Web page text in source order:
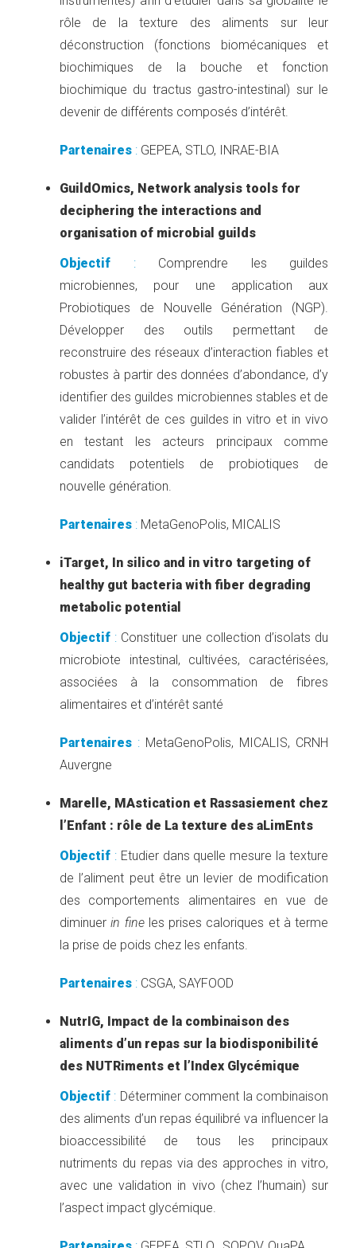
rôle de la texture des aliments sur leur
déconstruction (fonctions biomécaniques et
biochimiques de la bouche et fonction
biochimique du tractus gastro-intestinal) sur le
devenir de différents composés d’intérêt.
Partenaires : GEPEA, STLO, INRAE-BIA
GuildOmics, Network analysis tools for
deciphering the interactions and
organisation of microbial guilds
Objectif :Comprendre les guildes
microbiennes, pour une application aux
Probiotiques de Nouvelle Génération (NGP).
Développer des outils permettant de
reconstruire des réseaux d’interaction fiables et
robustes à partir des données d’abondance, d’y
identifier des guildes microbiennes stables et de
valider l’intérêt de ces guildes in vitro et in vivo
en testant les acteurs principaux comme
candidats potentiels de probiotiques de
nouvelle génération.
Partenaires : MetaGenoPolis, MICALIS
iTarget, In silico and in vitro targeting of
healthy gut bacteria with fiber degrading
metabolic potential
Objectif : Constituer une collection d’isolats du
microbiote intestinal, cultivées, caractérisées,
associées à la consommation de fibres
alimentaires et d’intérêt santé
Partenaires : MetaGenoPolis, MICALIS, CRNH
Auvergne
Marelle, MAstication et Rassasiement chez
l’Enfant : rôle de La texture des aLimEnts
Objectif : Etudier dans quelle mesure la texture
de l’aliment peut être un levier de modification
des comportements alimentaires en vue de
diminuerin fineles prises caloriques et à terme
la prise de poids chez les enfants.
Partenaires : CSGA, SAYFOOD
NutrIG, Impact de la combinaison des
aliments d’un repas sur la biodisponibilité
des NUTRiments et l’Index Glycémique
Objectif : Déterminer comment la combinaison
des aliments d’un repas équilibré va influencer la
bioaccessibilité de tous les principaux
nutriments du repas via des approches in vitro,
avec une validation in vivo (chez l’humain) sur
l’aspect impact glycémique.